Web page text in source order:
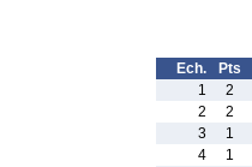
Ech. Pts
1
2
2
2
3
1
4
1